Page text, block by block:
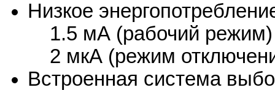
Низкое
1.5 мА (рабочий режим)
2 мкА (режим
Встроенная система